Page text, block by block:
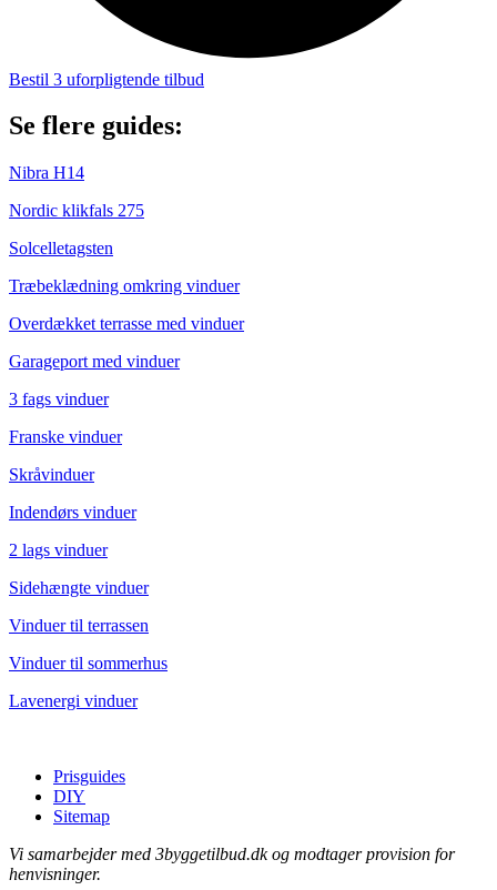
Bestil 3 uforpligtende tilbud
Se flere guides:
Nibra H14
Nordic klikfals 275
Solcelletagsten
Træbeklædning omkring vinduer
Overdækket terrasse med vinduer
Garageport med vinduer
3 fags vinduer
Franske vinduer
Skråvinduer
Indendørs vinduer
2 lags vinduer
Sidehængte vinduer
Vinduer til terrassen
Vinduer til sommerhus
Lavenergi vinduer
Prisguides
DIY
Sitemap
Vi samarbejder med 3byggetilbud.dk og modtager provision for
henvisninger.